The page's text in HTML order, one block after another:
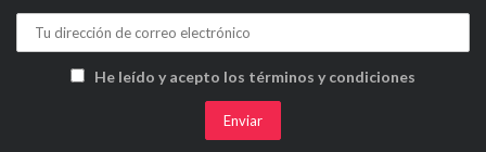
He leído y acepto los términos y condiciones